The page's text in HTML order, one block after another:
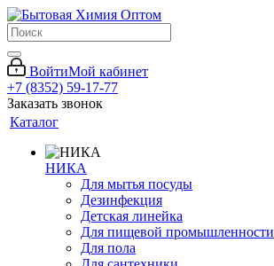
ВойтиМой кабинет
+7 (8352) 59-17-77
Заказать звонок
Каталог
НИКА
Для мытья посуды
Дезинфекция
Детская линейка
Для пищевой промышленности
Для пола